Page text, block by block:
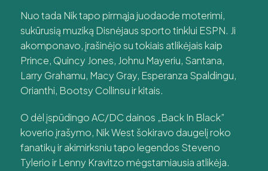
Nuo tada Nik tapo pirmąja juodaode moterimi,
sukūrusią muziką Disnėjaus sporto tinklui ESPN. Ji
akomponavo, įrašinėjo su tokiais atlikėjais kaip
Prince, Quincy Jones, Johnu Mayeriu, Santana,
Larry Grahamu, Macy Gray, Esperanza Spaldingu,
Orianthi, Bootsy Collinsu ir kitais.
O dėl įspūdingo AC/DC dainos „Back In Black”
koverio įrašymo, Nik West šokiravo daugelį roko
fanatikų ir akimirksniu tapo legendos Steveno
Tylerio ir Lenny Kravitzo mėgstamiausia atlikėja.